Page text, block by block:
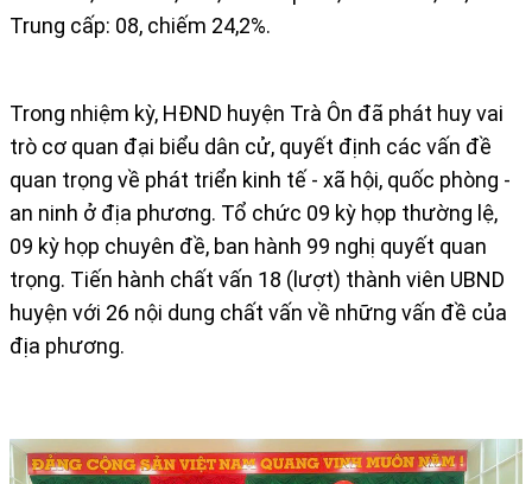
Trung cấp: 08, chiếm 24,2%.
Trong nhiệm kỳ, HĐND huyện Trà Ôn đã phát huy vai
trò cơ quan đại biểu dân cử, quyết định các vấn đề
quan trọng về phát triển kinh tế - xã hội, quốc phòng -
an ninh ở địa phương. Tổ chức 09 kỳ họp thường lệ,
09 kỳ họp chuyên đề, ban hành 99 nghị quyết quan
trọng. Tiến hành chất vấn 18 (lượt) thành viên UBND
huyện với 26 nội dung chất vấn về những vấn đề của
địa phương.